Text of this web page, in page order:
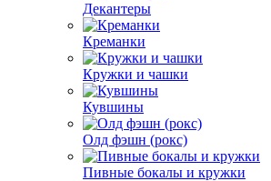
Декантеры
Креманки
Кружки и чашки
Кувшины
Олд фэшн (рокс)
Пивные бокалы и кружки